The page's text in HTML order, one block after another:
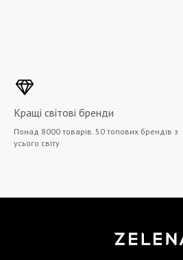
Кращі світові бренди
Понад 8000 товарів. 50 топових брендів з
усього світу